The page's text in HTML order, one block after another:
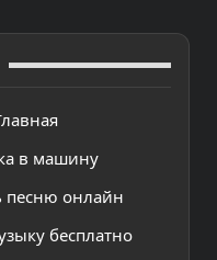
в машину
песню онлайн
бесплатно